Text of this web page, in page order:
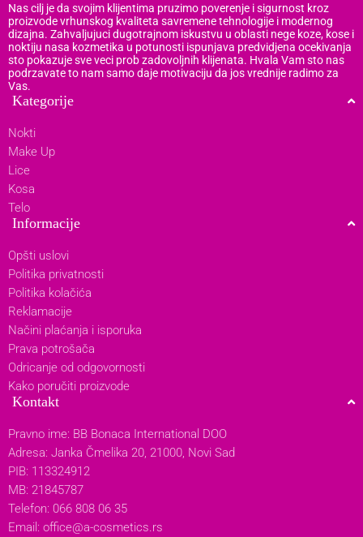
Nas cilj je da svojim klijentima pruzimo poverenje i sigurnost kroz
proizvode vrhunskog kvaliteta savremene tehnologije i modernog
dizajna. Zahvaljujuci dugotrajnom iskustvu u oblasti nege koze, kose i
noktiju nasa kozmetika u potunosti ispunjava predvidjena ocekivanja
sto pokazuje sve veci prob zadovoljnih klijenata. Hvala Vam sto nas
podrzavate to nam samo daje motivaciju da jos vrednije radimo za
Vas.
Kategorije
Nokti
Make Up
Lice
Kosa
Telo
Informacije
Opšti uslovi
Politika privatnosti
Politika kolačića
Reklamacije
Načini plaćanja i isporuka
Prava potrošača
Odricanje od odgovornosti
Kako poručiti proizvode
Kontakt
Pravno ime: BB Bonaca International DOO
Adresa: Janka Čmelika 20, 21000, Novi Sad
PIB: 113324912
MB: 21845787
Telefon: 066 808 06 35
Email: office@a-cosmetics.rs